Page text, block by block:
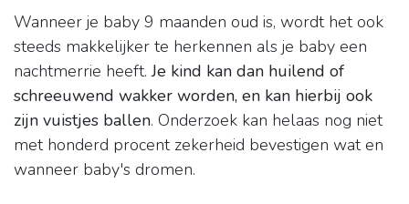
Wanneer je baby 9 maanden oud is, wordt het ook
steeds makkelijker te herkennen als je baby een
nachtmerrie heeft.Je kind kan dan huilend of
schreeuwend wakker worden, en kan hierbij ook
zijn vuistjes ballen. Onderzoek kan helaas nog niet
met honderd procent zekerheid bevestigen wat en
wanneer baby's dromen.